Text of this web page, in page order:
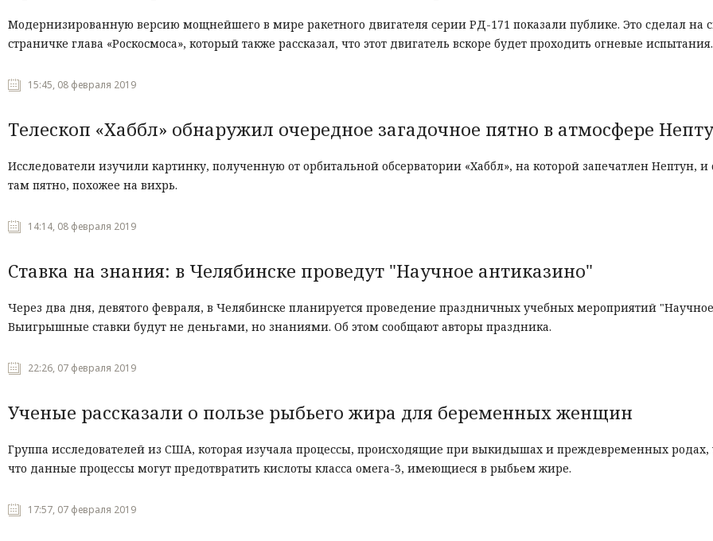
Модернизированную версию мощнейшего в мире ракетного двигателя серии РД-171 показали публике. Это сделал на
страничке глава «Роскосмоса», который также рассказал, что этот двигатель вскоре будет проходить огневые испытания.
15:45, 08 февраля 2019
Телескоп «Хаббл» обнаружил очередное загадочное пятно в атмосфере
Исследователи изучили картинку, полученную от орбитальной обсерватории «Хаббл», на которой запечатлен Нептун,
там пятно, похожее на вихрь.
14:14, 08 февраля 2019
Ставка на знания: в Челябинске проведут "Научное антиказино"
Через два дня, девятого февраля, в Челябинске планируется проведение праздничных учебных мероприятий
Выигрышные ставки будут не деньгами, но знаниями. Об этом сообщают авторы праздника.
22:26, 07 февраля 2019
Ученые рассказали о пользе рыбьего жира для беременных женщин
Группа исследователей из США, которая изучала процессы, происходящие при выкидышах и преждевременных родах,
что данные процессы могут предотвратить кислоты класса омега-3, имеющиеся в рыбьем жире.
17:57, 07 февраля 2019